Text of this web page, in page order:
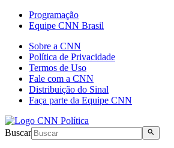
Programação
Equipe CNN Brasil
Sobre a CNN
Política de Privacidade
Termos de Uso
Fale com a CNN
Distribuição do Sinal
Faça parte da Equipe CNN
Buscar